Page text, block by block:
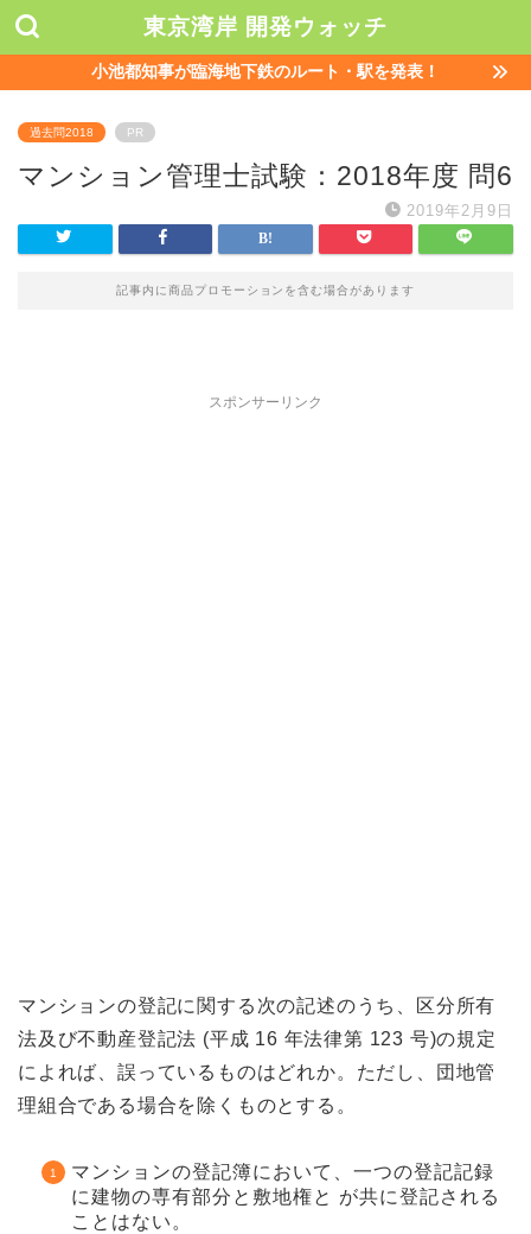
東京湾岸 開発ウォッチ
小池都知事が臨海地下鉄のルート・駅を発表！
過去問2018 PR
マンション管理士試験：2018年度 問6
2019年2月9日
記事内に商品プロモーションを含む場合があります
スポンサーリンク
マンションの登記に関する次の記述のうち、区分所有
法及び不動産登記法 (平成 16 年法律第 123 号)の規定
によれば、誤っているものはどれか。ただし、団地管
理組合である場合を除くものとする。
マンションの登記簿において、一つの登記記録
に建物の専有部分と敷地権と が共に登記される
ことはない。